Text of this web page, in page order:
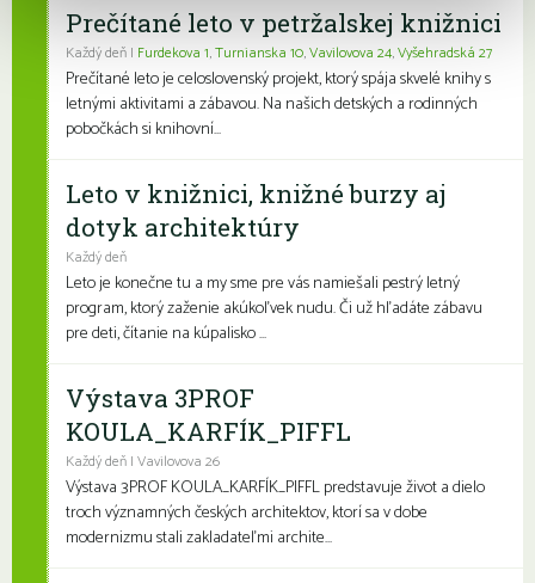
Prečítané leto v petržalskej knižnici
Každý deň | Furdekova 1,Turnianska 10,Vavilovova 24,Vyšehradská 27
Prečítané leto je celoslovenský projekt, ktorý spája skvelé knihy s
letnými aktivitami a zábavou. Na našich detských a rodinných
pobočkách si knihovní...
Leto v knižnici, knižné burzy aj
dotyk architektúry
Každý deň
Leto je konečne tu a my sme pre vás namiešali pestrý letný
program, ktorý zaženie akúkoľvek nudu. Či už hľadáte zábavu
pre deti, čítanie na kúpalisko ...
Výstava 3PROF
KOULA_KARFÍK_PIFFL
Každý deň | Vavilovova 26
Výstava 3PROF KOULA_KARFÍK_PIFFL predstavuje život a dielo
troch významných českých architektov, ktorí sa v dobe
modernizmu stali zakladateľmi archite...